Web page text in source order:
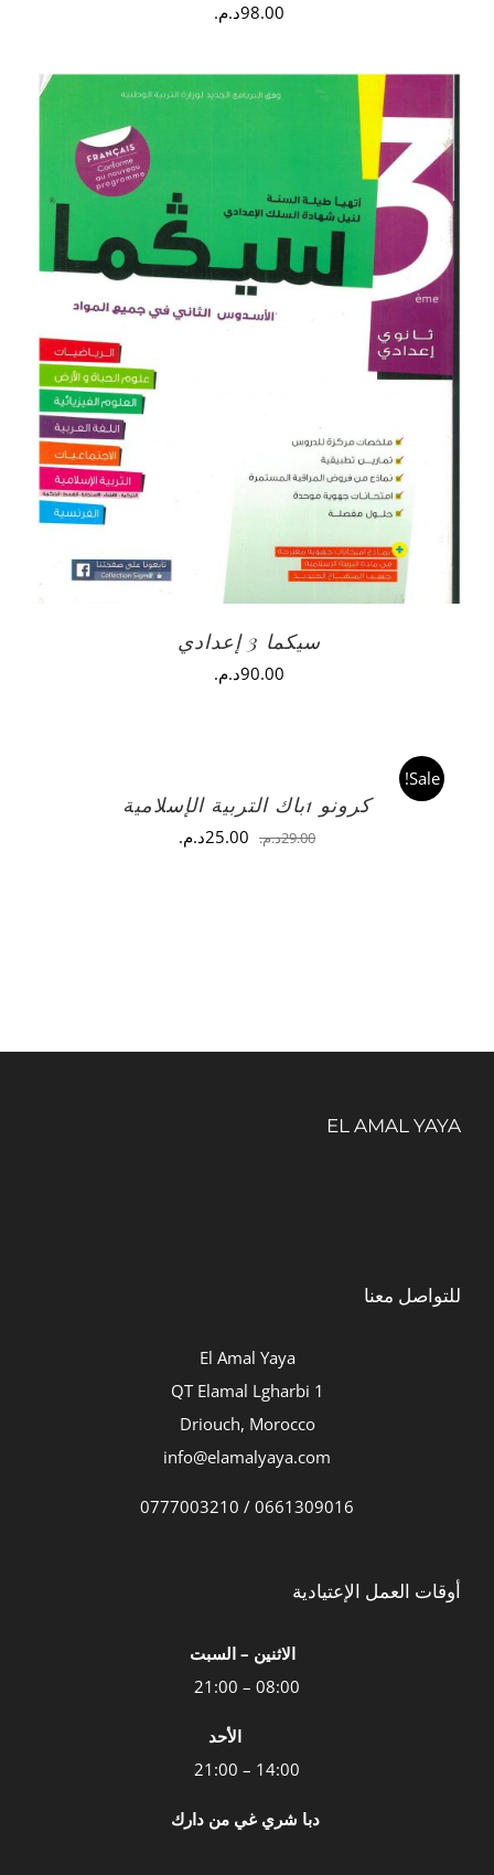
98.00د.م.
سيكما 3 إعدادي
90.00د.م.
Sale!
كرونو 1باك التربية الإسلامية
29.00د.م. السعر
25.00د.م.
EL AMAL YAYA
للتواصل معنا
El Amal Yaya
QT Elamal Lgharbi 1
Driouch, Morocco
info@elamalyaya.com
0661309016 / 0777003210
أوقات العمل الإعتيادية
الاثنين – السبت
08:00 – 21:00
الأحد
14:00 – 21:00
دبا شري غي من دارك